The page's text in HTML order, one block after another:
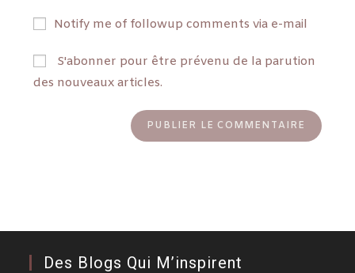
Notify me of followup comments via e-mail
S'abonner pour être prévenu de la parution
des nouveaux articles.
Des Blogs Qui M’inspirent